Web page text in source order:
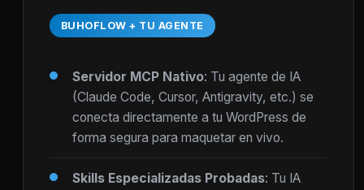
BUHOFLOW + TU AGENTE
Servidor MCP Nativo: Tu agente de IA
(Claude Code, Cursor, Antigravity, etc.) se
conecta directamente a tu WordPress de
forma segura para maquetar en vivo.
Skills Especializadas Probadas: Tu IA